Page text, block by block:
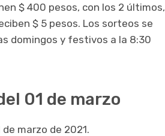
$ 400 pesos, con los 2 últimos,
$ 5 pesos. Los sorteos se
domingos y festivos a la 8:30
01 de marzo
marzo de 2021.